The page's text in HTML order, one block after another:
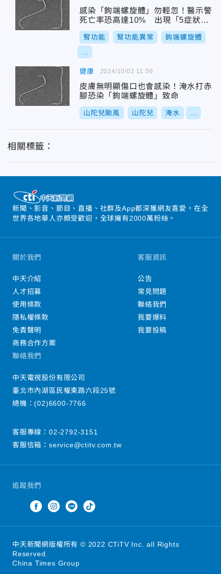
感染「鉤端螺旋體」勿輕忽！醫示警
死亡率恐高達10% 出現「5症狀」
快就醫
腎功能 腎功能異常 鉤端螺旋體
健康
皮膚無明顯傷口也會感染！淹水打赤
腳恐染「鉤端螺旋體」致命
山陀兒颱風 山陀兒 淹水
2024/10/02 11:56
相關標籤：
新聞、影音、節目、直播、社群及App都深獲網友喜愛，在全
世界各地華人亦頗受歡迎，全球擁有2000萬粉絲。
追蹤我們
關於我們
中天介紹
人才招募
使用條款
隱私權條款
免責聲明
商務合作方案
客服資訊
公告
常見問題
聯絡我們
我要爆料
我要投稿
聯絡我們
中天電視股份有限公司
臺北市內湖區民權東路六段25號
總機：(02)6600-7766
客服專線： 02-2792-3151
客服信箱： service@ctitv.com.tw
中天新聞網版權所有 © 2022 CTiTV Inc. all Rights
Reserved.
China Times Group